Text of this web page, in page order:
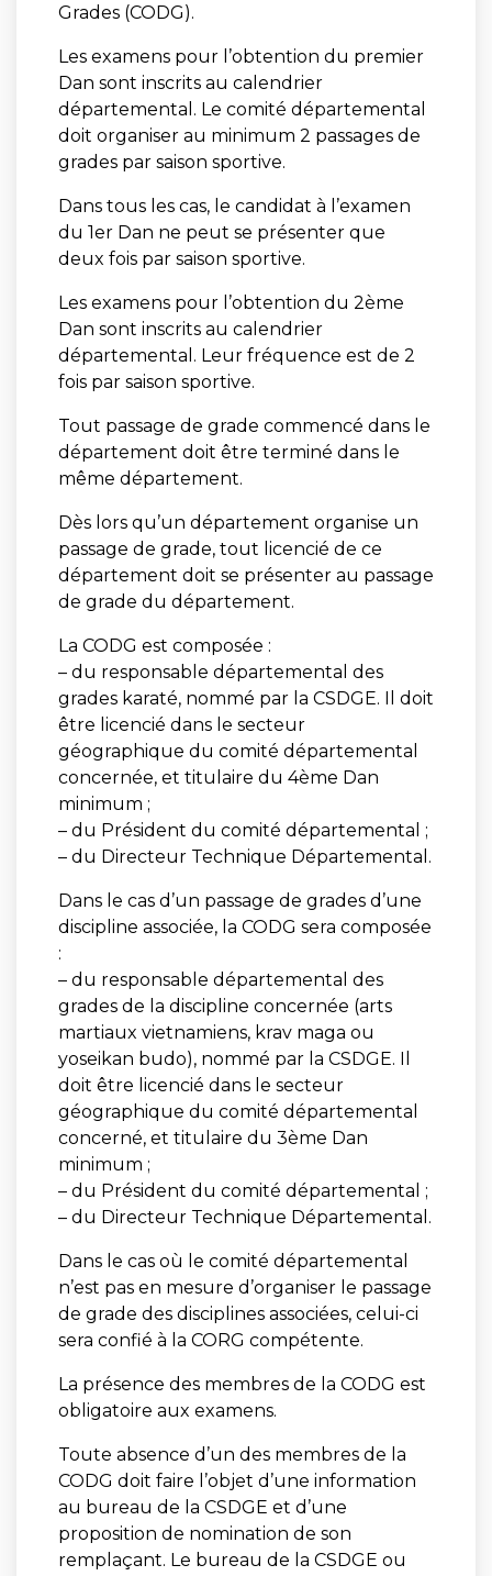
Grades (CODG).
Les examens pour l’obtention du premier
Dan sont inscrits au calendrier
départemental. Le comité départemental
doit organiser au minimum 2 passages de
grades par saison sportive.
Dans tous les cas, le candidat à l’examen
du 1er Dan ne peut se présenter que
deux fois par saison sportive.
Les examens pour l’obtention du 2ème
Dan sont inscrits au calendrier
départemental. Leur fréquence est de 2
fois par saison sportive.
Tout passage de grade commencé dans le
département doit être terminé dans le
même département.
Dès lors qu’un département organise un
passage de grade, tout licencié de ce
département doit se présenter au passage
de grade du département.
La CODG est composée :
– du responsable départemental des
grades karaté, nommé par la CSDGE. Il doit
être licencié dans le secteur
géographique du comité départemental
concernée, et titulaire du 4ème Dan
minimum ;
– du Président du comité départemental ;
– du Directeur Technique Départemental.
Dans le cas d’un passage de grades d’une
discipline associée, la CODG sera composée
:
– du responsable départemental des
grades de la discipline concernée (arts
martiaux vietnamiens, krav maga ou
yoseikan budo), nommé par la CSDGE. Il
doit être licencié dans le secteur
géographique du comité départemental
concerné, et titulaire du 3ème Dan
minimum ;
– du Président du comité départemental ;
– du Directeur Technique Départemental.
Dans le cas où le comité départemental
n’est pas en mesure d’organiser le passage
de grade des disciplines associées, celui-ci
sera confié à la CORG compétente.
La présence des membres de la CODG est
obligatoire aux examens.
Toute absence d’un des membres de la
CODG doit faire l’objet d’une information
au bureau de la CSDGE et d’une
proposition de nomination de son
remplaçant. Le bureau de la CSDGE ou